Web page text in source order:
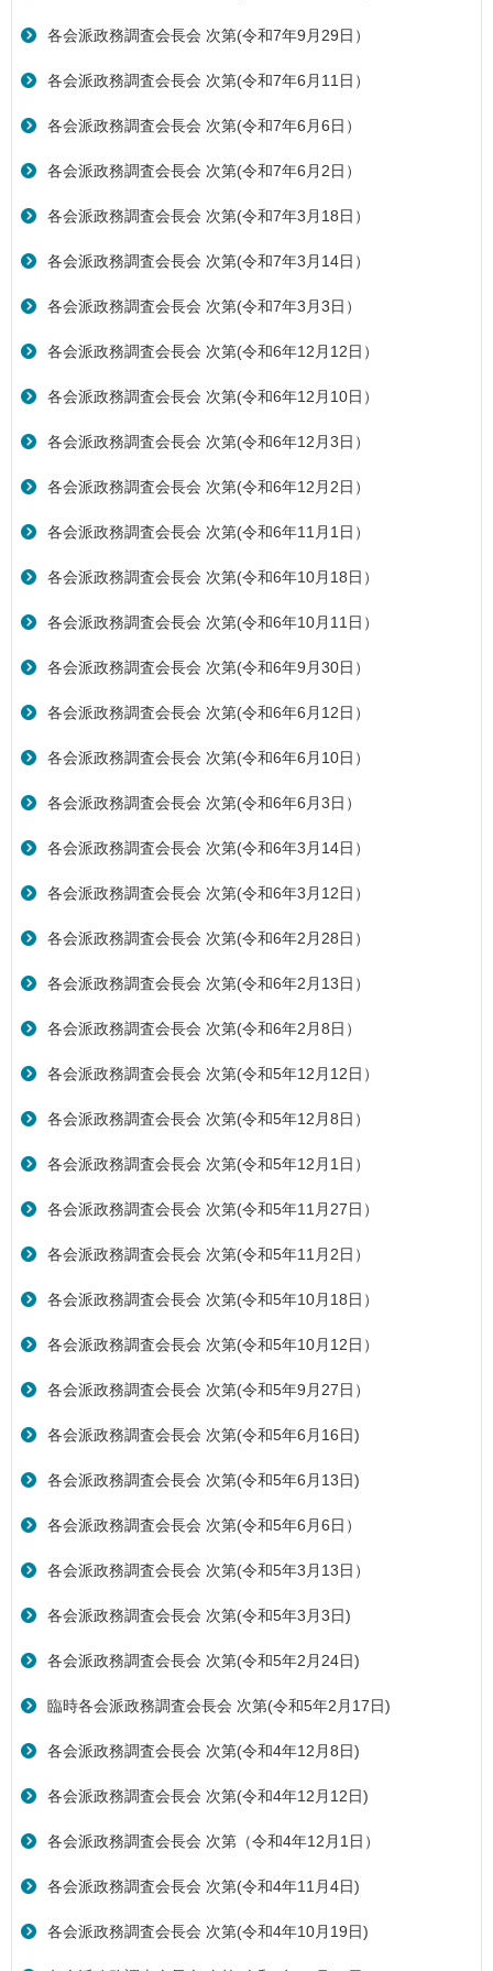
各会派政務調査会長会 次第(令和7年9月29日）
各会派政務調査会長会 次第(令和7年6月11日）
各会派政務調査会長会 次第(令和7年6月6日）
各会派政務調査会長会 次第(令和7年6月2日）
各会派政務調査会長会 次第(令和7年3月18日）
各会派政務調査会長会 次第(令和7年3月14日）
各会派政務調査会長会 次第(令和7年3月3日）
各会派政務調査会長会 次第(令和6年12月12日）
各会派政務調査会長会 次第(令和6年12月10日）
各会派政務調査会長会 次第(令和6年12月3日）
各会派政務調査会長会 次第(令和6年12月2日）
各会派政務調査会長会 次第(令和6年11月1日）
各会派政務調査会長会 次第(令和6年10月18日）
各会派政務調査会長会 次第(令和6年10月11日）
各会派政務調査会長会 次第(令和6年9月30日）
各会派政務調査会長会 次第(令和6年6月12日）
各会派政務調査会長会 次第(令和6年6月10日）
各会派政務調査会長会 次第(令和6年6月3日）
各会派政務調査会長会 次第(令和6年3月14日）
各会派政務調査会長会 次第(令和6年3月12日）
各会派政務調査会長会 次第(令和6年2月28日）
各会派政務調査会長会 次第(令和6年2月13日）
各会派政務調査会長会 次第(令和6年2月8日）
各会派政務調査会長会 次第(令和5年12月12日）
各会派政務調査会長会 次第(令和5年12月8日）
各会派政務調査会長会 次第(令和5年12月1日）
各会派政務調査会長会 次第(令和5年11月27日）
各会派政務調査会長会 次第(令和5年11月2日）
各会派政務調査会長会 次第(令和5年10月18日）
各会派政務調査会長会 次第(令和5年10月12日）
各会派政務調査会長会 次第(令和5年9月27日）
各会派政務調査会長会 次第(令和5年6月16日)
各会派政務調査会長会 次第(令和5年6月13日)
各会派政務調査会長会 次第(令和5年6月6日）
各会派政務調査会長会 次第(令和5年3月13日）
各会派政務調査会長会 次第(令和5年3月3日)
各会派政務調査会長会 次第(令和5年2月24日)
臨時各会派政務調査会長会 次第(令和5年2月17日)
各会派政務調査会長会 次第(令和4年12月8日)
各会派政務調査会長会 次第(令和4年12月12日)
各会派政務調査会長会 次第（令和4年12月1日）
各会派政務調査会長会 次第(令和4年11月4日)
各会派政務調査会長会 次第(令和4年10月19日)